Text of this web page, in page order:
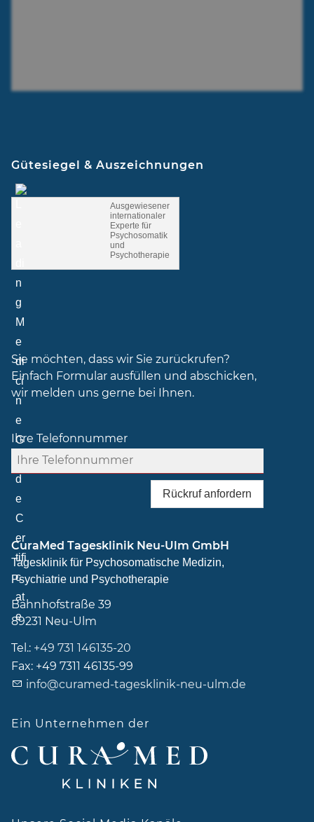
Gütesiegel & Auszeichnungen
Ausgewiesener
internationaler
Experte für
Psychosomatik
und
Psychotherapie
Sie möchten, dass wir Sie zurückrufen?
Einfach Formular ausfüllen und abschicken,
wir melden uns gerne bei Ihnen.
Ihre Telefonnummer
Rückruf anfordern
CuraMed Tagesklinik Neu-Ulm GmbH
Tagesklinik für Psychosomatische Medizin,
Psychiatrie und Psychotherapie
Bahnhofstraße 39
89231 Neu-Ulm
Tel.: +49 731 146135-20
Fax: +49 7311 46135-99
info@curamed-tagesklinik-neu-ulm.de
Ein Unternehmen der